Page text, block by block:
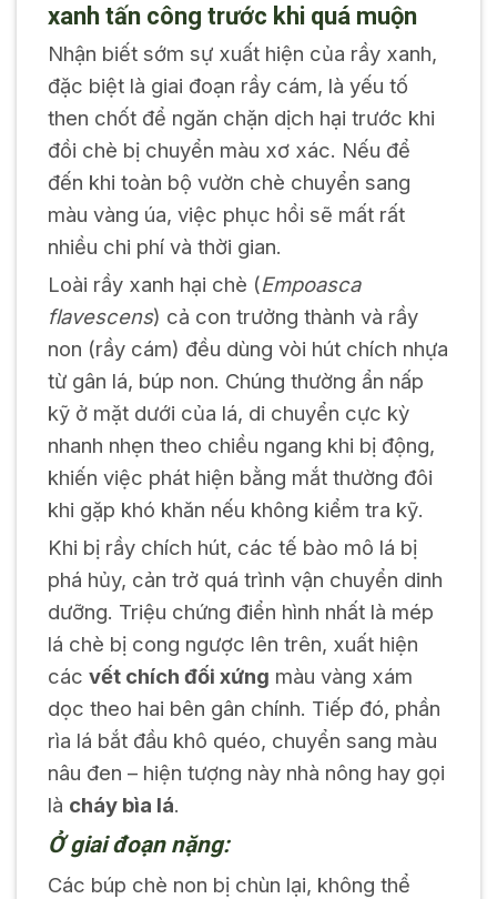
xanh tấn công trước khi quá muộn
Nhận biết sớm sự xuất hiện của rầy xanh,
đặc biệt là giai đoạn rầy cám, là yếu tố
then chốt để ngăn chặn dịch hại trước khi
đồi chè bị chuyển màu xơ xác. Nếu để
đến khi toàn bộ vườn chè chuyển sang
màu vàng úa, việc phục hồi sẽ mất rất
nhiều chi phí và thời gian.
Loài rầy xanh hại chè (Empoasca
flavescens) cả con trưởng thành và rầy
non (rầy cám) đều dùng vòi hút chích nhựa
từ gân lá, búp non. Chúng thường ẩn nấp
kỹ ở mặt dưới của lá, di chuyển cực kỳ
nhanh nhẹn theo chiều ngang khi bị động,
khiến việc phát hiện bằng mắt thường đôi
khi gặp khó khăn nếu không kiểm tra kỹ.
Khi bị rầy chích hút, các tế bào mô lá bị
phá hủy, cản trở quá trình vận chuyển dinh
dưỡng. Triệu chứng điển hình nhất là mép
lá chè bị cong ngược lên trên, xuất hiện
các vết chích đối xứng màu vàng xám
dọc theo hai bên gân chính. Tiếp đó, phần
rìa lá bắt đầu khô quéo, chuyển sang màu
nâu đen – hiện tượng này nhà nông hay gọi
là cháy bìa lá.
Ở giai đoạn nặng:
Các búp chè non bị chùn lại, không thể